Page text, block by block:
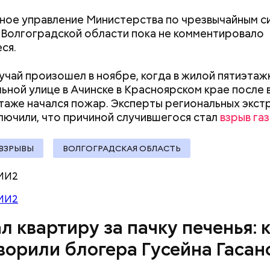
управление Министерства по чрезвычайным
области пока не комментировало
произошел в ноябре, когда в жилой
улице в Ачинске в Красноярском крае после
начался пожар. Эксперты региональных
что причиной случившегося стал взрыв
ВОЛГОГРАДСКАЯ ОБЛАСТЬ
квартиру за пачку печенья:
блогера Гусейна
МВД РФ
задержали. На первом же допросе он
что мотивом преступления была квартира
их смерти перешла бы сыну. Но спустя
заявил, что ранее уже травил других людей.